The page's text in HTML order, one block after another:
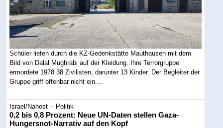
Schüler liefen durch die KZ-Gedenkstätte Mauthausen mit dem
Bild von Dalal Mughrabi auf der Kleidung. Ihre Terrorgruppe
ermordete 1978 38 Zivilisten, darunter 13 Kinder. Der Begleiter der
Gruppe griff offenbar nicht ein....
Israel/Nahost -- Politik
0,2 bis 0,8 Prozent: Neue UN-Daten stellen Gaza-
Hungersnot-Narrativ auf den Kopf